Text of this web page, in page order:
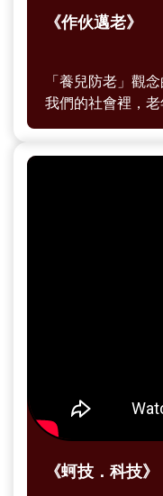
《作伙邁老》
「養兒防老」觀
我們的社會裡，
衍生出「青銀共
《蚵技．科技》